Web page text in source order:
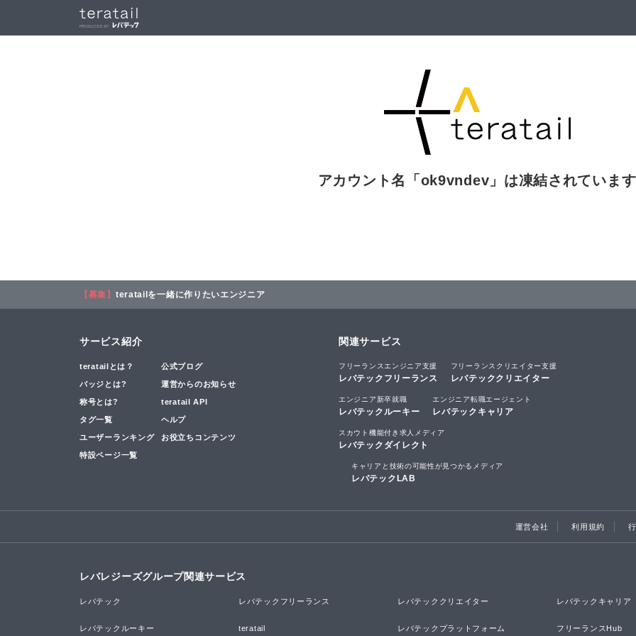
アカウント名「 ok9vndev 」は凍結されています
【募集】 teratailを一緒に作りたいエンジニア
サービス紹介
teratailとは？ 公式ブログ
バッジとは? 運営からのお知らせ
称号とは? teratail API
タグ一覧 ヘルプ
ユーザーランキング お役立ちコンテンツ
特設ページ一覧
関連サービス
フリーランスエンジニア支援
レバテックフリーランス
フリーランスクリエイター支援
レバテッククリエイター
エンジニア新卒就職
レバテックルーキー
エンジニア転職エージェント
レバテックキャリア
スカウト機能付き求人メディア
レバテックダイレクト
キャリアと技術の可能性が見つかるメディア
レバテックLAB
運営会社 利用規約
レバレジーズグループ関連サービス
レバテック レバテックフリーランス レバテッククリエイター レバテックキャリア
レバテックルーキー teratail レバテックプラットフォーム フリーランスHub